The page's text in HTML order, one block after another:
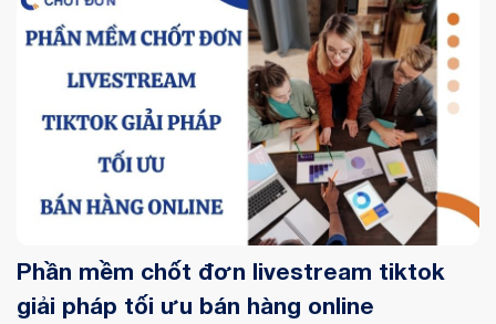
Phần mềm chốt đơn livestream tiktok
giải pháp tối ưu bán hàng online